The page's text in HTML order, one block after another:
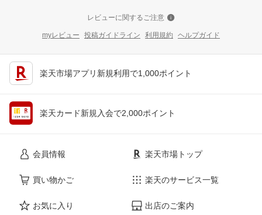
レビューに関するご注意
myレビュー 投稿ガイドライン 利用規約 ヘルプガイド
楽天市場アプリ新規利用で1,000ポイント
楽天カード新規入会で2,000ポイント
会員情報
買い物かご
お気に入り
楽天市場トップ
楽天のサービス一覧
出店のご案内